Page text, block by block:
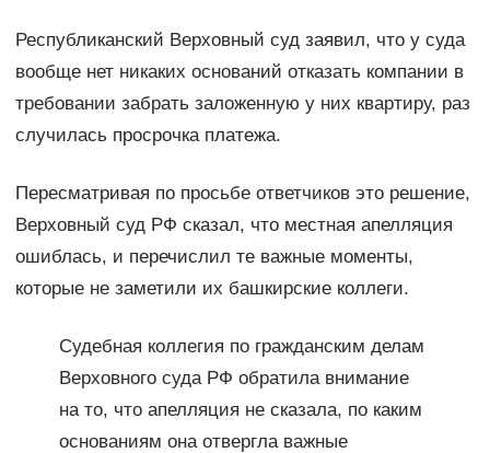
Республиканский Верховный суд заявил, что у суда
вообще нет никаких оснований отказать компании в
требовании забрать заложенную у них квартиру, раз
случилась просрочка платежа.
Пересматривая по просьбе ответчиков это решение,
Верховный суд РФ сказал, что местная апелляция
ошиблась, и перечислил те важные моменты,
которые не заметили их башкирские коллеги.
Судебная коллегия по гражданским делам
Верховного суда РФ обратила внимание
на то, что апелляция не сказала, по каким
основаниям она отвергла важные